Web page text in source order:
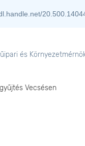
és
Vecsésen